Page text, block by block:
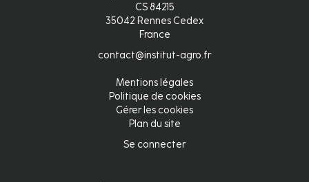
CS 84215
35042 Rennes Cedex
France
contact@institut-agro.fr
Mentions légales
Politique de cookies
Gérer les cookies
Plan du site
Se connecter